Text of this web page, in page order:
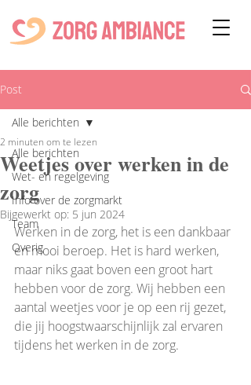
Post
Alle berichten
Wet- en regelgeving
Info over de zorgmarkt
Team
Overig
Alle berichten
Weetjes over werken in de
zorg
2 minuten om te lezen
Bijgewerkt op: 5 jun 2024
Werken in de zorg, het is een dankbaar
en mooi beroep. Het is hard werken,
maar niks gaat boven een groot hart
hebben voor de zorg. Wij hebben een
aantal weetjes voor je op een rij gezet,
die jij hoogstwaarschijnlijk zal ervaren
tijdens het werken in de zorg.